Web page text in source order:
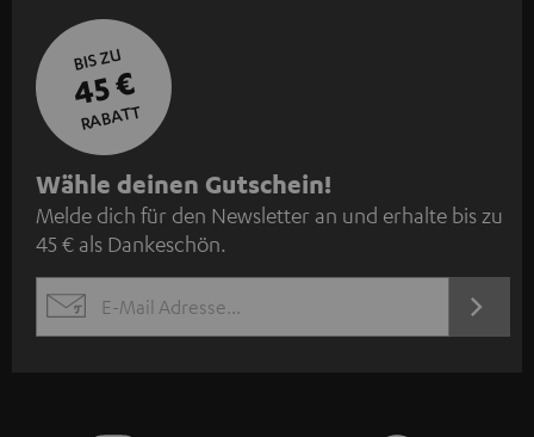
BIS ZU
45 €
RABATT
N
e
w
s
l
Wähle deinen Gutschein!
Melde dich für den Newsletter an und erhalte bis zu
45 € als Dankeschön.
EMAIL
JETZT